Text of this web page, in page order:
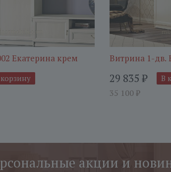
Екатерина крем Витрина 1-дв.
29 835 ₽
35 100 ₽
В
акции и